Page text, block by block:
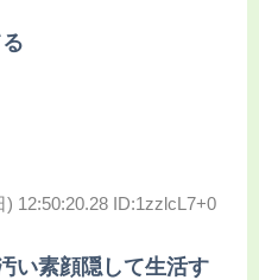
) 12:50:20.28 ID:1zzlcL7+0
い素顔隠して生活す